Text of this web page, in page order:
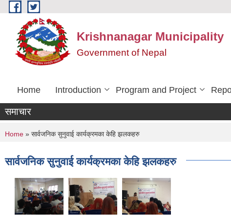
Skip to main content
Krishnanagar Municipality
Government of Nepal
Home Introduction Program and Project
समाचार
You are here
Home » सार्वजनिक सुनुवाई कार्यक्रमका केहि झलकहरु
सार्वजनिक सुनुवाई कार्यक्रमका केहि झलकहरु